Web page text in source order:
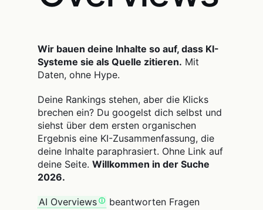
Wir bauen deine Inhalte so auf, dass KI-
Systeme sie als Quelle zitieren. Mit
Daten, ohne Hype.
Deine Rankings stehen, aber die Klicks
brechen ein? Du googelst dich selbst und
siehst über dem ersten organischen
Ergebnis eine KI-Zusammenfassung, die
deine Inhalte paraphrasiert. Ohne Link auf
deine Seite. Willkommen in der Suche
2026.
AI Overviews
beantworten Fragen